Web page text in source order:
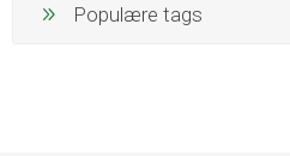
Populære tags